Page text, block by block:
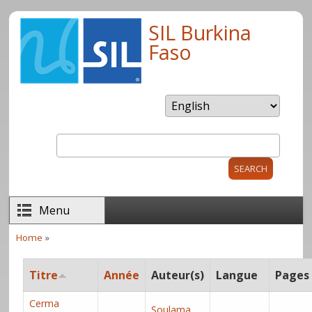
Skip to main content SIL Burkina
Faso
Search form
Menu
Home »
Titre Année Auteur(s) Langue Pages
Cerma